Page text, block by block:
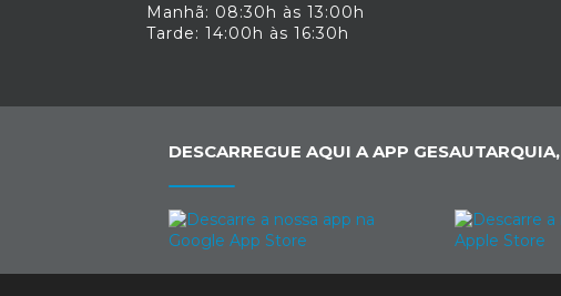
Manhã: 08:30h às 13:00h
Tarde: 14:00h às 16:30h
DESCARREGUE AQUI A APP GESAUTARQUIA,